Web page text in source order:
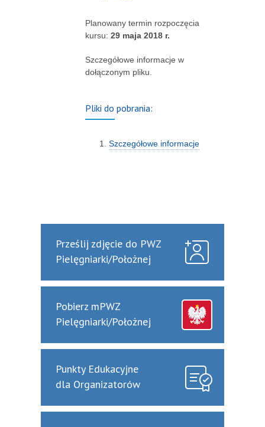
Planowany termin rozpoczęcia
kursu: 29 maja 2018 r.
Szczegółowe informacje w
dołączonym pliku.
Pliki do pobrania:
Szczegółowe informacje
Prześlij zdjęcie do PWZ
Pielęgniarki/Położnej
Pobierz mPWZ
Pielęgniarki/Położnej
Punkty Edukacyjne
dla Organizatorów